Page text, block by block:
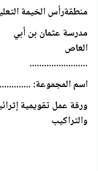
منطقةرأس الخيمة
مدرسة عثمان بن أبي
العاص
........................
اسم المجموعة:
ورقة عمل تقويمية
والتراكيب